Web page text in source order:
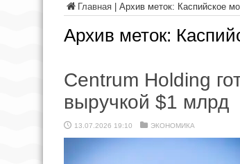
Главная Архив меток: Каспийское
Архив меток:
Centrum Holding
выручкой $1 млрд
13.07.2026 19:10 ЭКОНОМИКА